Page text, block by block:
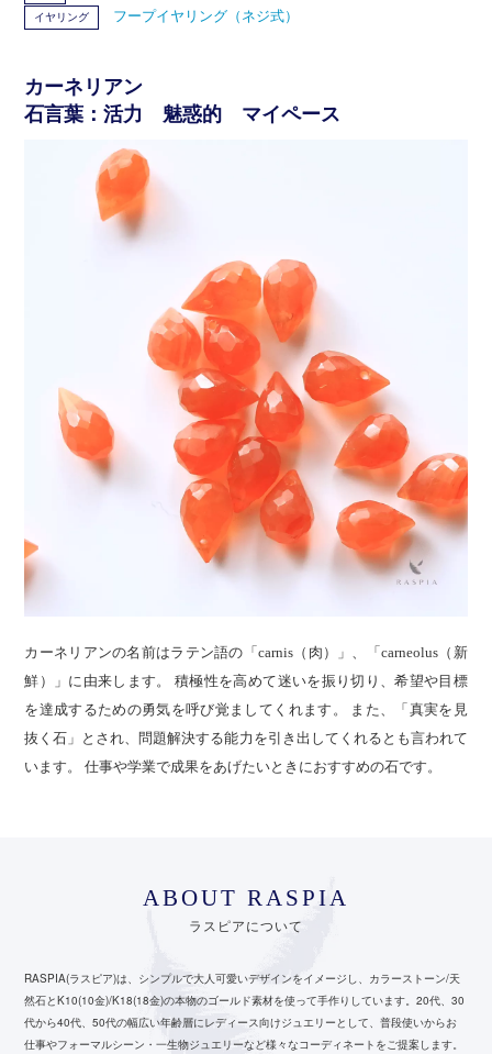
イヤリング フープイヤリング（ネジ式）
カーネリアン
石言葉：活力 魅惑的 マイペース
カーネリアンの名前はラテン語の「carnis（肉）」、「carneolus（新
鮮）」に由来します。 積極性を高めて迷いを振り切り、希望や目標
を達成するための勇気を呼び覚ましてくれます。 また、「真実を見
抜く石」とされ、問題解決する能力を引き出してくれるとも言われて
います。 仕事や学業で成果をあげたいときにおすすめの石です。
ABOUT RASPIA
ラスピアについて
RASPIA(ラスピア)は、シンプルで大人可愛いデザインをイメージし、カラーストーン/天
然石とK10(10金)/K18(18金)の本物のゴールド素材を使って手作りしています。20代、30
代から40代、50代の幅広い年齢層にレディース向けジュエリーとして、普段使いからお
仕事やフォーマルシーン・一生物ジュエリーなど様々なコーディネートをご提案します。